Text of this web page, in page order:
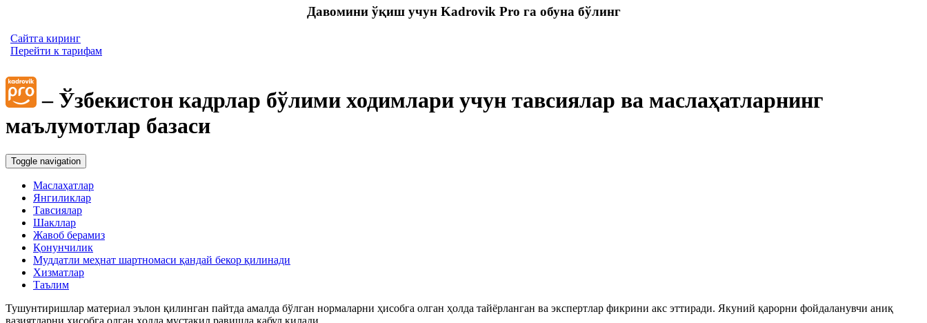
Давомини ўқиш учун Kadrovik Pro га обуна бўлинг
Сайтга киринг
Перейти к тарифам
– Ўзбекистон кадрлар бўлими ходимлари учун тавсиялар ва маслаҳатларнинг
маълумотлар базаси
Toggle navigation
Маслаҳатлар
Янгиликлар
Тавсиялар
Шакллар
Жавоб берамиз
Қонунчилик
Муддатли меҳнат шартномаси қандай бекор қилинади
Хизматлар
Таълим
Тушунтиришлар материал эълон қилинган пайтда амалда бўлган нормаларни ҳисобга олган ҳолда тайёрланган ва экспертлар фикрини акс эттиради. Якуний қарорни фойдаланувчи аниқ
вазиятларни ҳисобга олган ҳолда мустақил равишда қабул қилади.